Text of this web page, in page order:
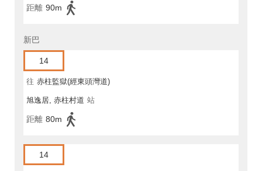
距離 90m
新巴
14
往 赤柱監獄(經東頭灣道)
旭逸居, 赤柱村道 站
距離 80m
14